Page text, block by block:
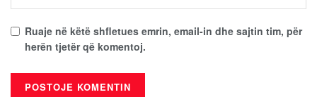
Ruaje në këtë shfletues emrin, email-in dhe sajtin tim, për
herën tjetër që komentoj.